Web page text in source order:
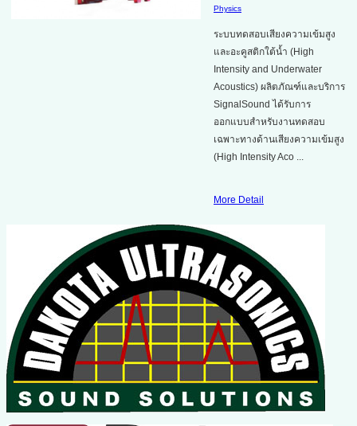
Physics
ระบบทดสอบเสียงความเข้มสูง
และอะคูสติกใต้น้ำ (High
Intensity and Underwater
Acoustics) ผลิตภัณฑ์และบริการ
SignalSound ได้รับการ
ออกแบบสำหรับงานทดสอบ
เฉพาะทางด้านเสียงความเข้มสูง
(High Intensity Aco ...
More Detail